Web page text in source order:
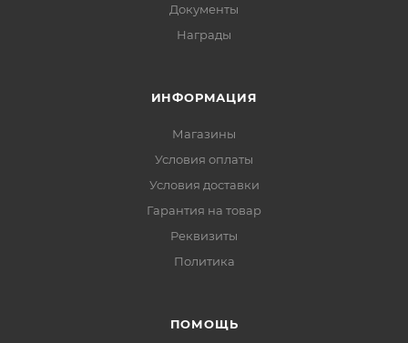
Документы
Награды
ИНФОРМАЦИЯ
Магазины
Условия оплаты
Условия доставки
Гарантия на товар
Реквизиты
Политика
ПОМОЩЬ